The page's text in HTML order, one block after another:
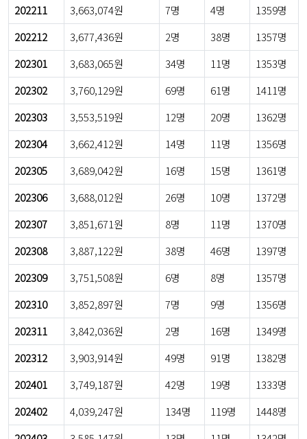
202211 3,663,074원 7명 4명
1359명
202212
3,677,436원 2명 38명
1357명
202301
3,683,065원 34명 11명
1353명
202302
3,760,129원 69명 61명
1411명
202303
3,553,519원 12명 20명
1362명
202304
3,662,412원 14명 11명
1356명
202305
3,689,042원 16명 15명
1361명
202306
3,688,012원 26명 10명
1372명
202307
3,851,671원 8명 11명
1370명
202308
3,887,122원 38명 46명
1397명
202309
3,751,508원 6명 8명
1357명
202310
3,852,897원 7명 9명
1356명
202311
3,842,036원 2명 16명
1349명
202312
3,903,914원 49명 91명
1382명
202401
3,749,187원 42명 19명
1333명
202402
4,039,247원 134명 119명
1448명